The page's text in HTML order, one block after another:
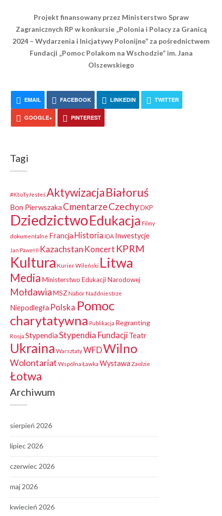
Projekt finansowany przez Ministerstwo Spraw
Zagranicznych RP w konkursie „Polonia i Polacy za Granicą
2024 – Wydarzenia i Inicjatywy Polonijne” za pośrednictwem
Fundacji „Pomoc Polakom na Wschodzie” im. Jana
Olszewskiego
EMAIL FACEBOOK LINKEDIN TWITTER
GOOGLE+ PINTEREST
Tagi
#KtoTyJesteśAktywizacjaBiałoruś
Bon Pierwszaka CmentarzeCzechy DKP
DziedzictwoEdukacja Filmy
dokumentalne Francja Historia IDA Inwestycje
Jan Paweł II Kazachstan Koncert KPRM
Kultura Kurier Wileński Litwa
MediaMinisterstwo Edukacji Narodowej
MołdawiaMSZ NabórNaddniestrze
Niepodległa Polska Pomoc
charytatywna Publikacja Regranting
Rosja StypendiaStypendia FundacjiTeatr
Ukraina WarsztatyWFDWilno
Wolontariat Wspólna Ławka Wystawa Zaolzie
Łotwa
Archiwum
sierpień 2026
lipiec 2026
czerwiec 2026
maj 2026
kwiecień 2026